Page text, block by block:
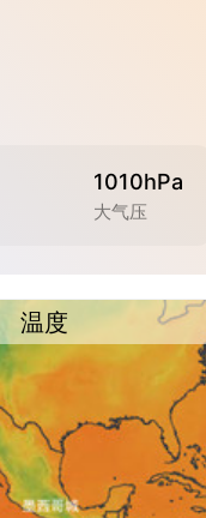
1010hPa
大气压
温度